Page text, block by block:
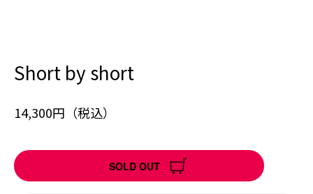
Short by short
14,300円（税込）
SOLD OUT